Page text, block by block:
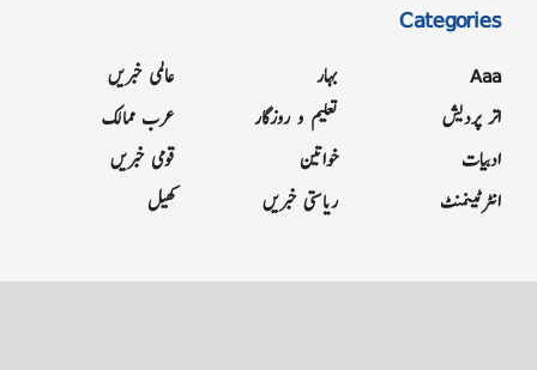
Categories
Aaa
اتر پردیش
ادبیات
انٹرٹینمنٹ
بہار
تعلیم و روزگار
خواتین
ریاستی خبریں
عالمی خبریں
عرب ممالک
قومی خبریں
کھیل